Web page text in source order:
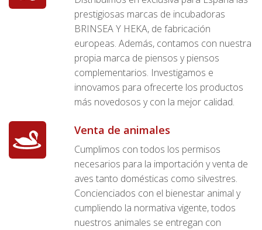
prestigiosas marcas de incubadoras
BRINSEA Y HEKA, de fabricación
europeas. Además, contamos con nuestra
propia marca de piensos y piensos
complementarios. Investigamos e
innovamos para ofrecerte los productos
más novedosos y con la mejor calidad.
Venta de animales
Cumplimos con todos los permisos
necesarios para la importación y venta de
aves tanto domésticas como silvestres.
Concienciados con el bienestar animal y
cumpliendo la normativa vigente, todos
nuestros animales se entregan con